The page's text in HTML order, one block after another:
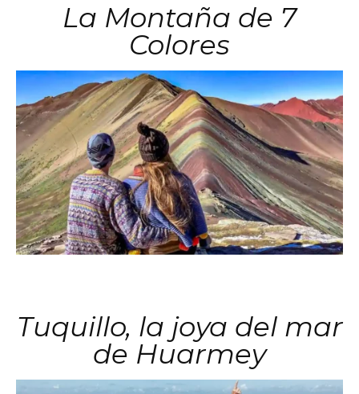
La Montaña de 7
Colores
Tuquillo, la joya del mar
de Huarmey